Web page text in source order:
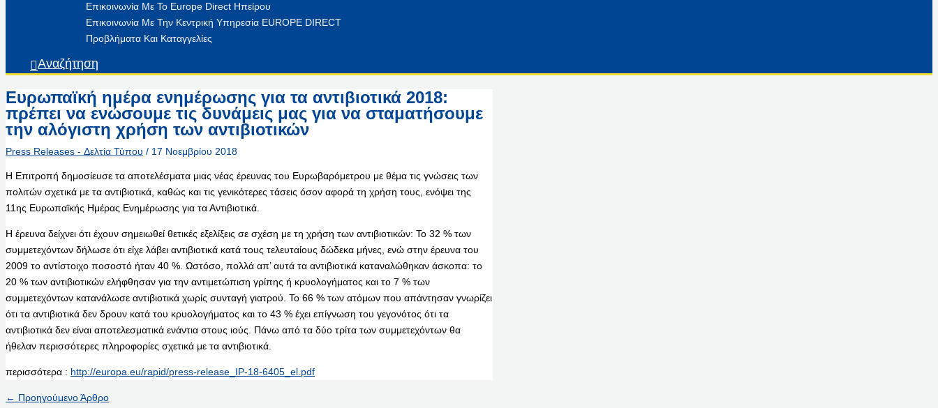
Επικοινωνία Με Το Europe Direct Ηπείρου
Επικοινωνία Με Την Κεντρική Υπηρεσία EUROPE DIRECT
Προβλήματα Και Καταγγελίες
Αναζήτηση
Ευρωπαϊκή ημέρα ενημέρωσης για τα αντιβιοτικά 2018:
πρέπει να ενώσουμε τις δυνάμεις μας για να σταματήσουμε
την αλόγιστη χρήση των αντιβιοτικών
Press Releases - Δελτία Τύπου / 17 Νοεμβρίου 2018
Η Επιτροπή δημοσίευσε τα αποτελέσματα μιας νέας έρευνας του Ευρωβαρόμετρου με θέμα τις γνώσεις των
πολιτών σχετικά με τα αντιβιοτικά, καθώς και τις γενικότερες τάσεις όσον αφορά τη χρήση τους, ενόψει της
11ης Ευρωπαϊκής Ημέρας Ενημέρωσης για τα Αντιβιοτικά.
Η έρευνα δείχνει ότι έχουν σημειωθεί θετικές εξελίξεις σε σχέση με τη χρήση των αντιβιοτικών: Το 32 % των
συμμετεχόντων δήλωσε ότι είχε λάβει αντιβιοτικά κατά τους τελευταίους δώδεκα μήνες, ενώ στην έρευνα του
2009 το αντίστοιχο ποσοστό ήταν 40 %. Ωστόσο, πολλά απ’ αυτά τα αντιβιοτικά καταναλώθηκαν άσκοπα: το
20 % των αντιβιοτικών ελήφθησαν για την αντιμετώπιση γρίπης ή κρυολογήματος και το 7 % των
συμμετεχόντων κατανάλωσε αντιβιοτικά χωρίς συνταγή γιατρού. Το 66 % των ατόμων που απάντησαν γνωρίζει
ότι τα αντιβιοτικά δεν δρουν κατά του κρυολογήματος και το 43 % έχει επίγνωση του γεγονότος ότι τα
αντιβιοτικά δεν είναι αποτελεσματικά ενάντια στους ιούς. Πάνω από τα δύο τρίτα των συμμετεχόντων θα
ήθελαν περισσότερες πληροφορίες σχετικά με τα αντιβιοτικά.
περισσότερα : http://europa.eu/rapid/press-release_IP-18-6405_el.pdf
← Προηγούμενο Άρθρο